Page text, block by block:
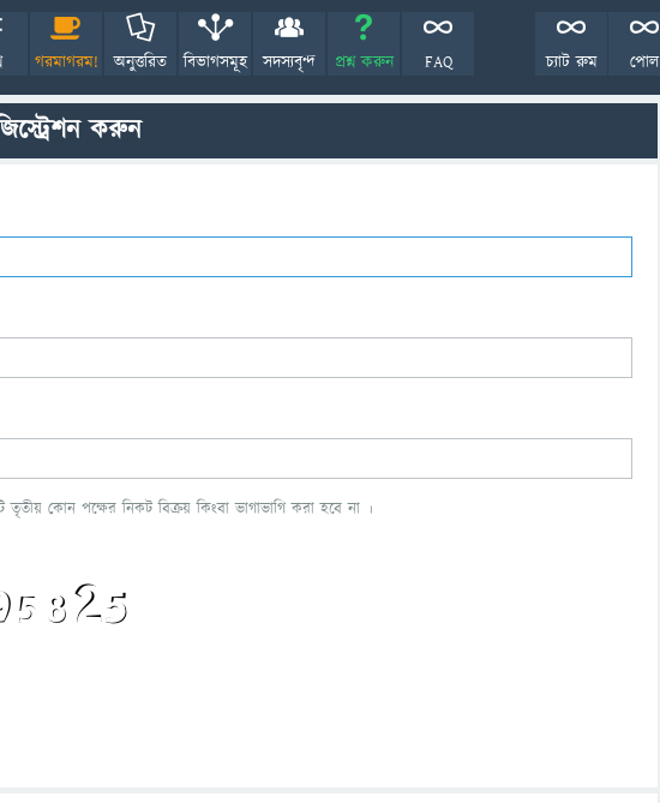
গরমাগরম! অনুত্তরিত বিভাগসমূহ সদস্যবৃন্দ প্রশ্ন করুন FAQ পোল
চ্যাট রুম
করুন
কোন পক্ষের নিকট বিক্রয় কিংবা ভাগাভাগি করা হবে না ।